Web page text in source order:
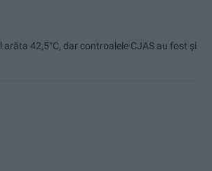
arăta 42,5°C, dar controalele CJAS au fost și